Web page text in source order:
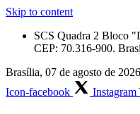
Skip to content
SCS Quadra 2 Bloco
CEP: 70.316-900.
Brasília, 07 de agosto de
Icon-facebook
Instagram